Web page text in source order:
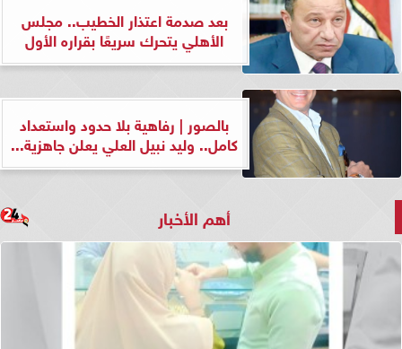
بعد صدمة اعتذار الخطيب.. مجلس
الأهلي يتحرك سريعًا بقراره الأول
بالصور | رفاهية بلا حدود واستعداد
كامل.. وليد نبيل العلي يعلن جاهزية...
أهم الأخبار